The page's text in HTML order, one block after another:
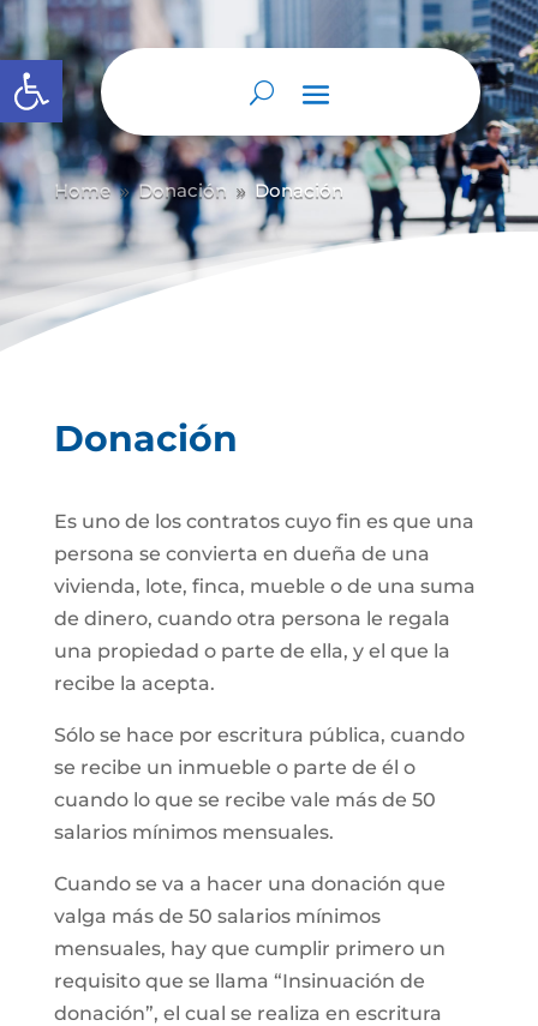
Abrir barra de herramientas
Home 9 Donación 9 Donación
Donación
Es uno de los contratos cuyo fin es que una
persona se convierta en dueña de una
vivienda, lote, finca, mueble o de una suma
de dinero, cuando otra persona le regala
una propiedad o parte de ella, y el que la
recibe la acepta.
Sólo se hace por escritura pública, cuando
se recibe un inmueble o parte de él o
cuando lo que se recibe vale más de 50
salarios mínimos mensuales.
Cuando se va a hacer una donación que
valga más de 50 salarios mínimos
mensuales, hay que cumplir primero un
requisito que se llama “Insinuación de
donación”, el cual se realiza en escritura